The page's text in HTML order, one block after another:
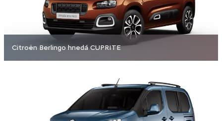
Citroën Berlingo hnedá CUPRITE